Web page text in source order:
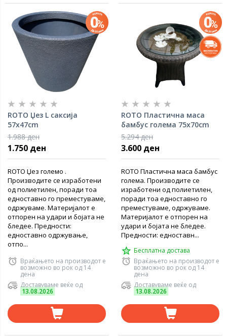
ROTO Џез L саксија
57x47cm
1.988 ден
1.750 ден
ROTO Џез големо .
Производите се изработени
од полиетилен, поради тоа
едноставно го преместуваме,
одржуваме. Материјалот е
отпорен на удари и бојата не
бледее. Предности:
едноставно одржување,
отпо...
Враќањето на производот е
возможно во рок од 14
дена
Доставуваме веќе од
13.08.2026
ROTO Пластична маса
бамбус голема 75x70cm
5.294 ден
3.600 ден
ROTO Пластична маса бамбус
голема. Производите се
изработени од полиетилен,
поради тоа едноставно го
преместуваме, одржуваме.
Материјалот е отпорен на
удари и бојата не бледее.
Предности: едноставн...
Бесплатна достава
Враќањето на производот е
возможно во рок од 14
дена
Доставуваме веќе од
13.08.2026